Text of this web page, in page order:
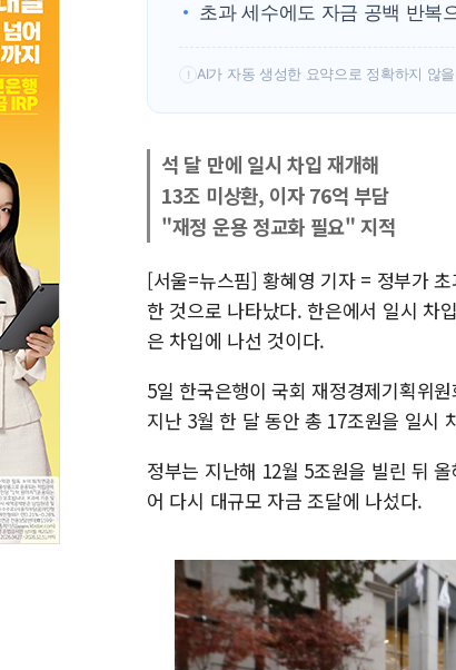
초과 세수에도 자금 공백 반복
! AI가 자동 생성한 요약으로 정확하지 않
석 달 만에 일시 차입 재개해
13조 미상환, 이자 76억 부담
"재정 운용 정교화 필요" 지적
[서울=뉴스핌] 황혜영 기자 = 정부가
한 것으로 나타났다. 한은에서 일시 차
은 차입에 나선 것이다.
5일 한국은행이 국회 재정경제기획위
지난 3월 한 달 동안 총 17조원을 일시
정부는 지난해 12월 5조원을 빌린 뒤
어 다시 대규모 자금 조달에 나섰다.